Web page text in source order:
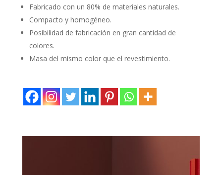
Fabricado con un 80% de materiales naturales.
Compacto y homogéneo.
Posibilidad de fabricación en gran cantidad de
colores.
Masa del mismo color que el revestimiento.